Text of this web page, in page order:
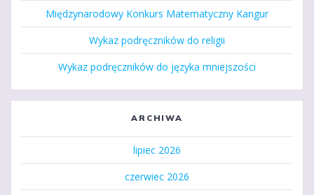
Międzynarodowy Konkurs Matematyczny Kangur
Wykaz podręczników do religii
Wykaz podręczników do języka mniejszości
ARCHIWA
lipiec 2026
czerwiec 2026